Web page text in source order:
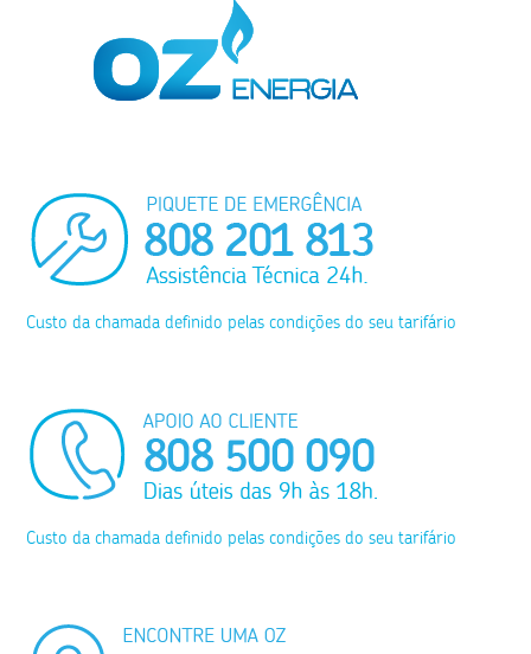
Custo da chamada definido pelas condições do seu tarifário
Custo da chamada definido pelas condições do seu tarifário